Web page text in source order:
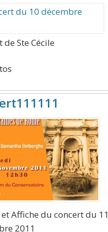
de Ste Cécile
Affiche du concert du 11
2011